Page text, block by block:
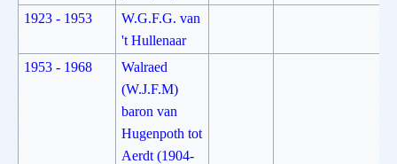
1923 - 1953
W.G.F.G. van
't Hullenaar
1953 - 1968
Walraed
(W.J.F.M)
baron van
Hugenpoth tot
Aerdt (1904-